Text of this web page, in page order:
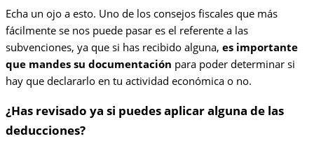
Echa un ojo a esto. Uno de los consejos fiscales que más
fácilmente se nos puede pasar es el referente a las
subvenciones, ya que si has recibido alguna, es importante
que mandes su documentación para poder determinar si
hay que declararlo en tu actividad económica o no.
¿Has revisado ya si puedes aplicar alguna de las
deducciones?